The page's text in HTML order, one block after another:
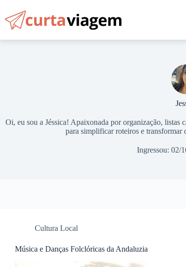
conteúdo
Oi, eu sou a Jéssica! Apaixonada por organização,
para simplificar roteiros e transformar
Ingressou: 02/
Cultura Local
Música e Danças Folclóricas da Andaluzia